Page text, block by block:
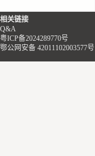
相关链接
Q&A
粤ICP备2024289770号
鄂公网安备 42011102003577号